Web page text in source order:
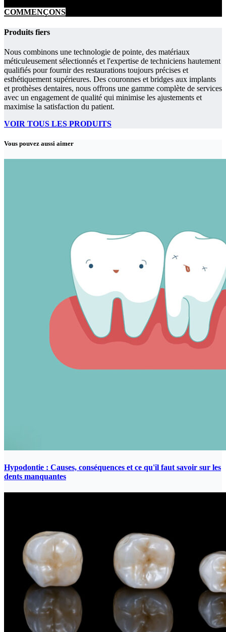
COMMENÇONS
Produits fiers
Nous combinons une technologie de pointe, des matériaux
méticuleusement sélectionnés et l'expertise de techniciens hautement
qualifiés pour fournir des restaurations toujours précises et
esthétiquement supérieures. Des couronnes et bridges aux implants
et prothèses dentaires, nous offrons une gamme complète de services
avec un engagement de qualité qui minimise les ajustements et
maximise la satisfaction du patient.
VOIR TOUS LES PRODUITS
Vous pouvez aussi aimer
Hypodontie : Causes, conséquences et ce qu'il faut savoir sur les
dents manquantes